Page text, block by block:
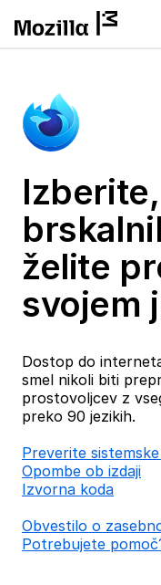
želite
svojem
Dostop do
smel nikoli biti
prostovoljcev z
preko 90 jezikih.
Preverite
Opombe ob izdaji
Izvorna koda
Obvestilo o
Potrebujete